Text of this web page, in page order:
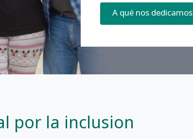
A qué nos dedicamos
por la inclusion